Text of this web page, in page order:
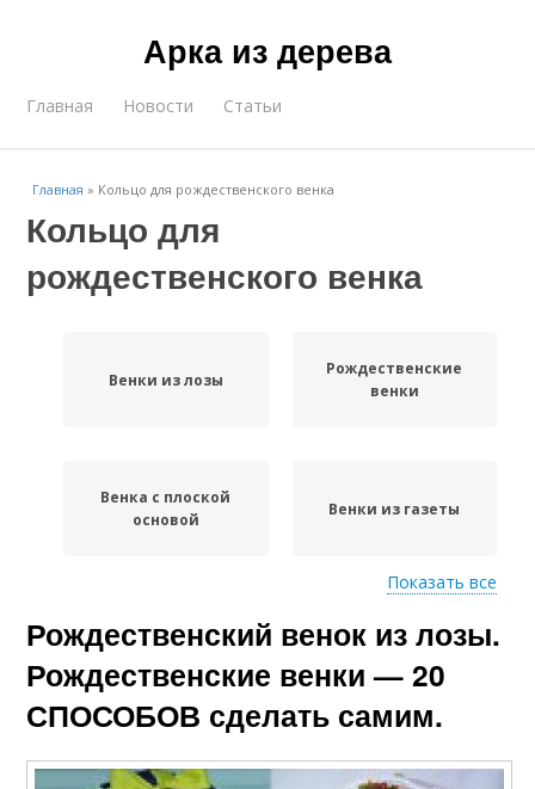
Арка из дерева
Главная Новости Статьи
Главная » Кольцо для рождественского венка
Кольцо для
рождественского венка
Венки из лозы
Рождественские
венки
Венка с плоской
основой
Венки из газеты
Новогодние венки Венка из лозы
Венки на двери
веночек
Показать все
Рождественский венок из лозы.
Рождественские венки — 20
СПОСОБОВ сделать самим.